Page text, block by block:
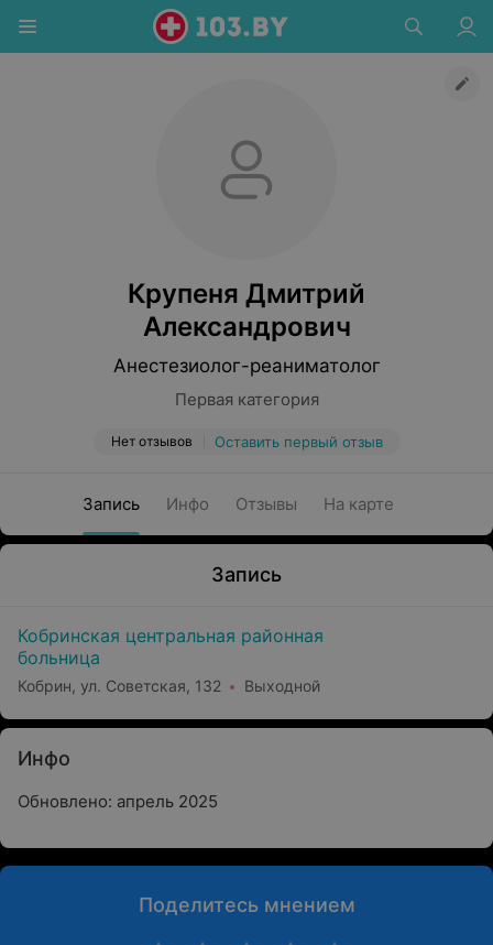
Крупеня Дмитрий
Александрович
Анестезиолог-реаниматолог
Первая категория
Нет отзывов Оставить первый отзыв
Запись Инфо Отзывы На карте
Запись
Кобринская центральная районная
больница
Кобрин, ул. Советская, 132 Выходной
Инфо
Обновлено: апрель 2025
Поделитесь мнением